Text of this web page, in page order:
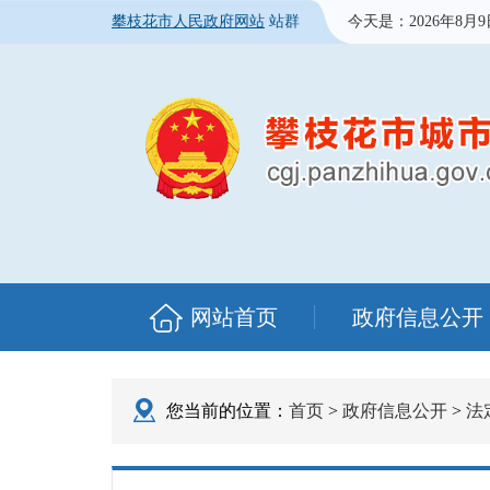
攀枝花市人民政府网站 站群 今天是： 2026年8月
网站首页 政府信息公开
您当前的位置： 首页 > 政府信息公开 > 法